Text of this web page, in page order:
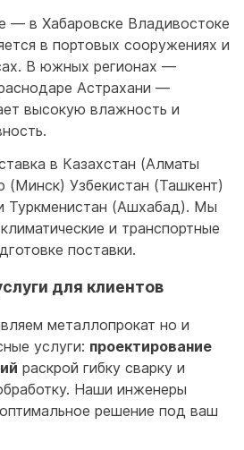
— в Хабаровске Владивостоке
в портовых сооружениях и
В южных регионах —
Астрахани —
высокую влажность и
в Казахстан (Алматы
(Минск) Узбекистан (Ташкент)
Туркменистан (Ашхабад). Мы
и транспортные
поставки.
для клиентов
металлопрокат но и
услуги: проектирование
раскрой гибку сварку и
Наши инженеры
решение под ваш